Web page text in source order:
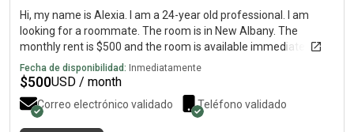
Hi, my name is Alexia. I am a 24-year old professional. I am
looking for a roommate. The room is in New Albany. The
monthly rent is $500 and the room is available immediately.
Fecha de disponibilidad: Inmediatamente
$500USD / month
Correo electrónico validado Teléfono validado